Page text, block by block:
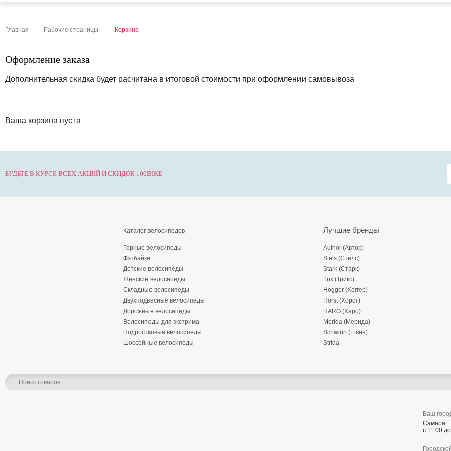
special price
Главная Рабочие страницы: Корзина
Оформление заказа
Дополнительная скидка будет расчитана в итоговой стоимости при оформлении самовывоза
Ваша корзина пуста
БУДЬТЕ В КУРСЕ ВСЕХ АКЦИЙ И СКИДОК 100BIKE
Каталог велосипедов
Горные велосипеды
Фэтбайки
Детские велосипеды
Женские велосипеды
Складные велосипеды
Двухподвесные велосипеды
Дорожные велосипеды
Велосипеды для экстрима
Подростковые велосипеды
Шоссейные велосипеды
Лучшие бренды
Author (Автор)
Stels (Стелс)
Stark (Старк)
Trix (Трикс)
Hogger (Хоггер)
Horst (Хорст)
HARO (Харо)
Merida (Мерида)
Schwinn (Швин)
Strida
Ваш
Самара
с 11:00